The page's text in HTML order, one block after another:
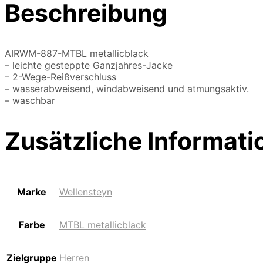
Beschreibung
AIRWM-887-MTBL metallicblack
– leichte gesteppte Ganzjahres-Jacke
– 2-Wege-Reißverschluss
– wasserabweisend, windabweisend und atmungsaktiv.
– waschbar
Zusätzliche
Marke Wellensteyn
Farbe MTBL metallicblack
Zielgruppe Herren